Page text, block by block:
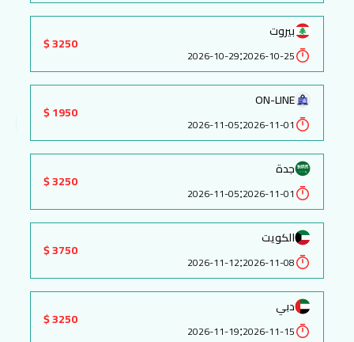
بيروت
2026-10-25
:
2026-10-29
3250 $
ON-LINE
2026-11-01
:
2026-11-05
1950 $
جدة
2026-11-01
:
2026-11-05
3250 $
الكويت
2026-11-08
:
2026-11-12
3750 $
دبي
2026-11-15
:
2026-11-19
3250 $